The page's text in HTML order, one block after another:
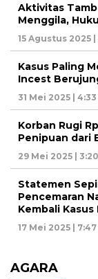
Aktivitas
Menggila,
15 Agustus 2025
Kasus Paling
Incest
31 Mei 2025 |
Korban Rugi
Penipuan dari
29 Mei 2025 |
Statemen
Pencemaran
Kembali
17 Mei 2025 |
AGARA